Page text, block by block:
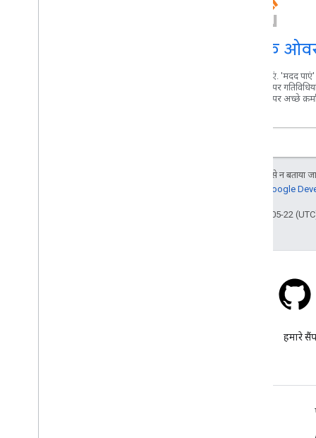
स्टैक
मदद पाएं. 'मदद
Maps पर
Maps पर अच्छे
जब तक कुछ अलग से न बताया
Google
आखिरी बार 2026-05-22
हमारे